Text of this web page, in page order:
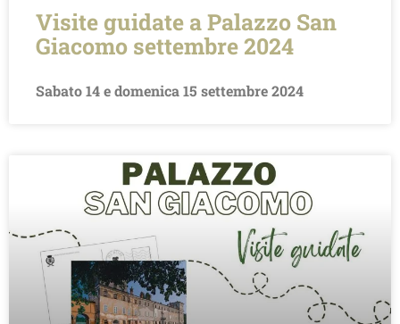
Visite guidate a Palazzo San
Giacomo settembre 2024
Sabato 14 e domenica 15 settembre 2024